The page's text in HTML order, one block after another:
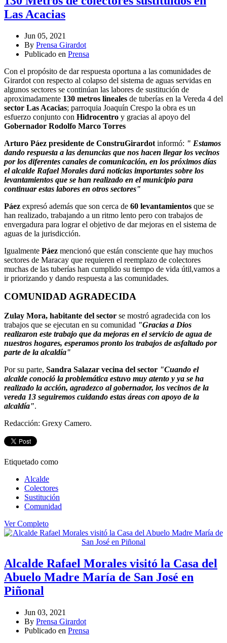
Las Acacias
Jun 05, 2021
By Prensa Girardot
Publicado en Prensa
Con el propósito de dar respuesta oportuna a las comunidades de
Girardot con respecto al colapso del sistema de aguas servidas en
algunos sectores se continúan las labores de sustitución de
aproximadamente 130 metros lineales de tuberías en la Vereda 4 del
sector Las Acacias; parroquia Joaquín Crespo la obra es un
esfuerzo conjunto con Hidrocentro y gracias al apoyo del
Gobernador Rodolfo Marco Torres
Arturo Páez presidente de ConstruGirardot informó: " Estamos
dando respuesta a las denuncias que nos hacen llegar los vecinos
por los diferentes canales de comunicación, en los próximos días
el alcalde Rafael Morales dará noticias importantes sobre los
levantamientos que se han realizado en el municipio para
continuar estas labores en otros sectores"
Páez expresó además que son cerca de 60 levantamientos que se
han realizado, trabajando a un ritmo lento pero con trabajos de
envergadura para lograr el objetivo de dar mejoras en el sistema de
aguas de la jurisdicción.
Igualmente Páez mencionó que están consciente que hay muchos
sectores de Maracay que requieren el reemplazo de colectores
muchas de las tuberías han cumplido su tiempo de vida útil,vamos a
ir priorizando y dando respuesta a las comunidades.
COMUNIDAD AGRADECIDA
Zulay Mora, habitante del sector se mostró agradecida con los
trabajos que se ejecutan en su comunidad "Gracias a Dios
realizaron este trabajo que da mejoras en el servicio de agua de
nuestros hogares, esperamos pronto los trabajos de asfaltado por
parte de la alcaldía"
Por su parte, Sandra Salazar vecina del sector "Cuando el
alcalde conoció la problemática estuvo muy atento y ya se ha
realizado la acción, agradezco al gobernador, los vecinos de la
vereda 13 seguiremos cuidando estas áreas con apoyo de la
alcaldía".
Redacción: Grexy Camero.
Etiquetado como
Alcalde
Colectores
Sustitución
Comunidad
Ver Completo
Alcalde Rafael Morales visitó la Casa del
Abuelo Madre María de San José en
Piñonal
Jun 03, 2021
By Prensa Girardot
Publicado en Prensa